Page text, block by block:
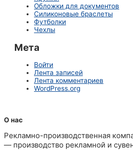
Обложки для документов
Силиконовые браслеты
Футболки
Чехлы
Мета
Войти
Лента записей
Лента комментариев
WordPress.org
О нас
Рекламно-производственная
— производство рекламной и